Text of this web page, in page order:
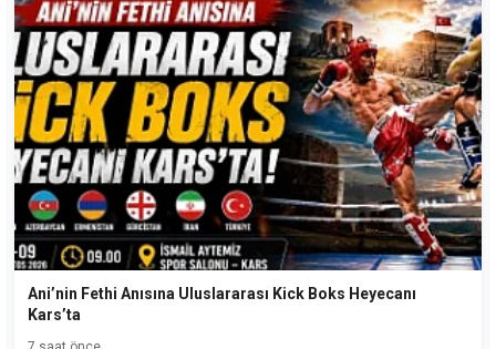
Ani’nin Fethi Anısına Uluslararası Kick Boks Heyecanı
Kars’ta